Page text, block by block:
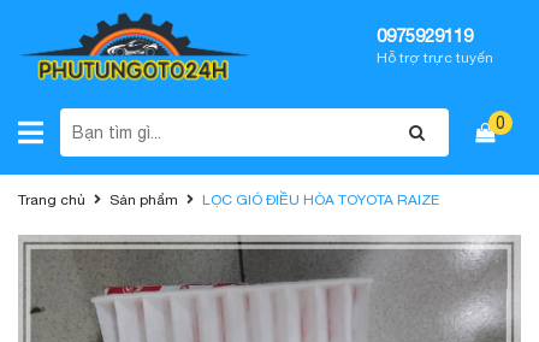
0975929119
Hỗ trợ trực tuyến
0
Trang chủ Sản phẩm LỌC GIÓ ĐIỀU HÒA TOYOTA RAIZE